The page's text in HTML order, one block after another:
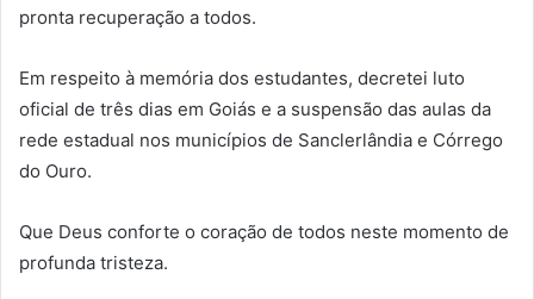
pronta recuperação a todos.
Em respeito à memória dos estudantes, decretei luto
oficial de três dias em Goiás e a suspensão das aulas da
rede estadual nos municípios de Sanclerlândia e Córrego
do Ouro.
Que Deus conforte o coração de todos neste momento de
profunda tristeza.